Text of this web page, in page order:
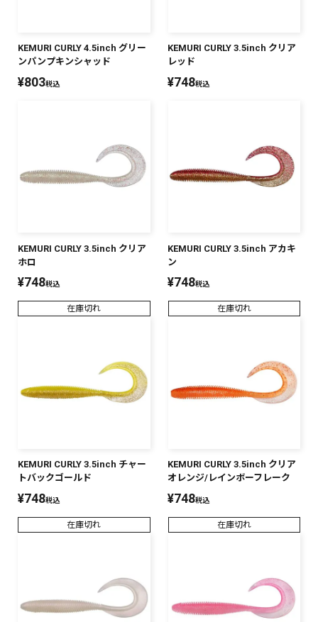
KEMURI CURLY 4.5inch グリー
ンパンプキンシャッド
¥803税込
KEMURI CURLY 3.5inch クリア
レッド
¥748税込
KEMURI CURLY 3.5inch クリア
ホロ
¥748税込
在庫切れ
KEMURI CURLY 3.5inch アカキ
ン
¥748税込
在庫切れ
KEMURI CURLY 3.5inch チャー
トバックゴールド
¥748税込
在庫切れ
KEMURI CURLY 3.5inch クリア
オレンジ/レインボーフレーク
¥748税込
在庫切れ